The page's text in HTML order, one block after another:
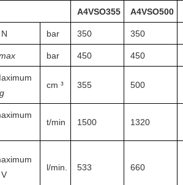
A4VSO355 A4VSO500
N bar 350 350
bar 450 450
cm ³ 355 500
t/min 1500 1320
V
l/min. 533 660